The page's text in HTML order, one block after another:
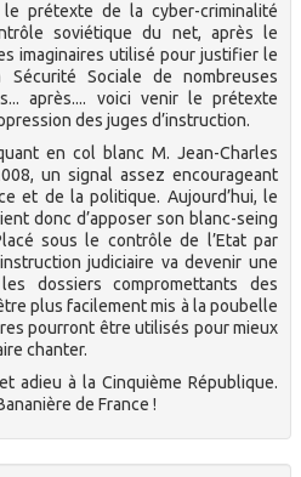
le prétexte de la cyber-criminalité
soviétique du net, après le
imaginaires utilisé pour justifier le
Sociale de nombreuses
après.... voici venir le prétexte
des juges d’instruction.
en col blanc M. Jean-Charles
un signal assez encourageant
et de la politique. Aujourd’hui, le
donc d’apposer son blanc-seing
sous le contrôle de l’Etat par
judiciaire va devenir une
dossiers compromettants des
plus facilement mis à la poubelle
pourront être utilisés pour mieux
chanter.
adieu à la Cinquième République.
de France !